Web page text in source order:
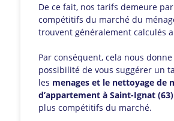
De ce fait, nos tarifs demeure
compétitifs du marché du
trouvent généralement calculés
Par conséquent, cela nous donne
possibilité de vous suggérer un
les menages et le nettoyage de
d’appartement à Saint-Ignat (63)
plus compétitifs du marché.